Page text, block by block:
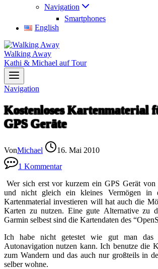
Navigation
Smartphones
English
Walking Away
Kathi & Michael auf Tour
Navigation
Kostenloses Kartenmaterial
GPS Geräte
VonMichael
16. Mai 2010
1 Kommentar
Wer sich erst vor kurzem ein GPS Gerät
und nicht gleich ein kleines Vermögen in
Kartenmaterial investieren will hat auch die
Karten zu nutzen. Eine gute Alternative zu
Garmin selbest sind die Kartendaten des
Ich habe nicht getestet wie gut man das
Autonavigation nutzen kann. Ich benutze die
zum Wandern und das auch nur großteils in
selber wohne.